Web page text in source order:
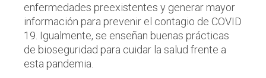
enfermedades preexistentes y generar mayor
información para prevenir el contagio de COVID
19. Igualmente, se enseñan buenas prácticas
de bioseguridad para cuidar la salud frente a
esta pandemia.